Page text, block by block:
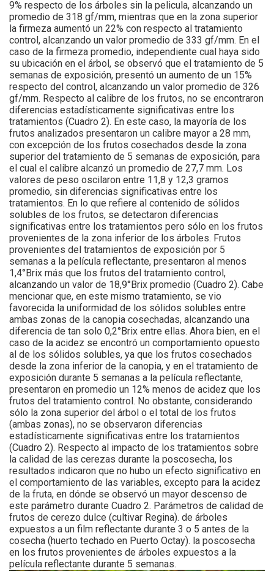
9% respecto de los árboles sin la pelicula, alcanzando un
promedio de 318 gf/mm, mientras que en la zona superior
la firmeza aumentó un 22% con respecto al tratamiento
control, alcanzando un valor promedio de 333 gf/mm. En el
caso de la firmeza promedio, independiente cual haya sido
su ubicación en el árbol, se observó que el tratamiento de 5
semanas de exposición, presentó un aumento de un 15%
respecto del control, alcanzando un valor promedio de 326
gf/mm. Respecto al calibre de los frutos, no se encontraron
diferencias estadísticamente significativas entre los
tratamientos (Cuadro 2). En este caso, la mayoría de los
frutos analizados presentaron un calibre mayor a 28 mm,
con excepción de los frutos cosechados desde la zona
superior del tratamiento de 5 semanas de exposición, para
el cual el calibre alcanzó un promedio de 27,7 mm. Los
valores de peso oscilaron entre 11,8 y 12,3 gramos
promedio, sin diferencias significativas entre los
tratamientos. En lo que refiere al contenido de sólidos
solubles de los frutos, se detectaron diferencias
significativas entre los tratamientos pero sólo en los frutos
provenientes de la zona inferior de los árboles. Frutos
provenientes del tratamientos de exposición por 5
semanas a la película reflectante, presentaron al menos
1,4°Brix más que los frutos del tratamiento control,
alcanzando un valor de 18,9°Brix promedio (Cuadro 2). Cabe
mencionar que, en este mismo tratamiento, se vio
favorecida la uniformidad de los sólidos solubles entre
ambas zonas de la canopia cosechadas, alcanzando una
diferencia de tan solo 0,2°Brix entre ellas. Ahora bien, en el
caso de la acidez se encontró un comportamiento opuesto
al de los sólidos solubles, ya que los frutos cosechados
desde la zona inferior de la canopia, y en el tratamiento de
exposición durante 5 semanas a la película reflectante,
presentaron en promedio un 12% menos de acidez que los
frutos del tratamiento control. No obstante, considerando
sólo la zona superior del árbol o el total de los frutos
(ambas zonas), no se observaron diferencias
estadísticamente significativas entre los tratamientos
(Cuadro 2). Respecto al impacto de los tratamientos sobre
la calidad de las cerezas durante la poscosecha, los
resultados indicaron que no hubo un efecto significativo en
el comportamiento de las variables, excepto para la acidez
de la fruta, en dónde se observó un mayor descenso de
este parámetro durante Cuadro 2. Parámetros de calidad de
frutos de cerezo dulce (cultivar Regina). de árboles
expuestos a un film reflectante durante 3 o 5 antes de la
cosecha (huerto techado en Puerto Octay). la poscosecha
en los frutos provenientes de árboles expuestos a la
película reflectante durante 5 semanas.